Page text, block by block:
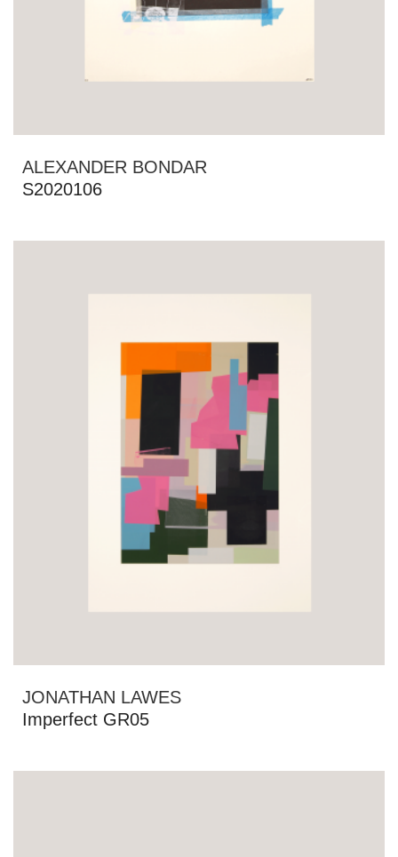
ALEXANDER BONDAR
S2020106
JONATHAN LAWES
Imperfect GR05